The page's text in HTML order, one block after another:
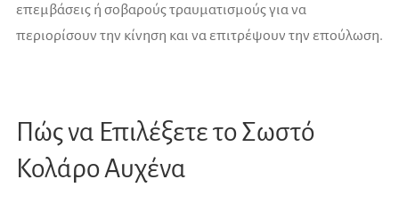
επεμβάσεις ή σοβαρούς τραυματισμούς για να
περιορίσουν την κίνηση και να επιτρέψουν την επούλωση.
Πώς να Επιλέξετε το Σωστό
Κολάρο Αυχένα